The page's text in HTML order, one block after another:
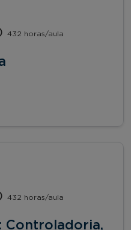
432 horas/aula
432 horas/aula
Controladoria,